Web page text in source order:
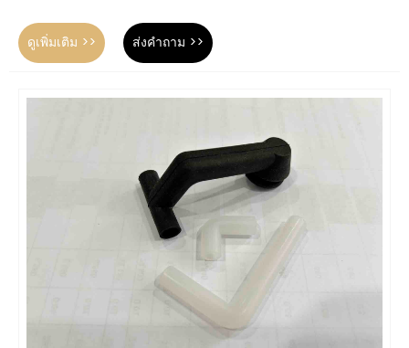
ดูเพิ่มเติม >> ส่งคำถาม >>